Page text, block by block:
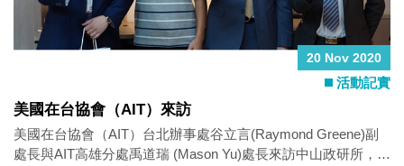
20 Nov 2020
活動記實
美國在台協會（AIT）來訪
美國在台協會（AIT）台北辦事處谷立言(Raymond Greene)副
處長與AIT高雄分處禹道瑞 (Mason Yu)處長來訪中山政研所，與